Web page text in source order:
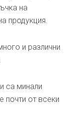
на
продукция.
и различни
са минали
почти от всеки